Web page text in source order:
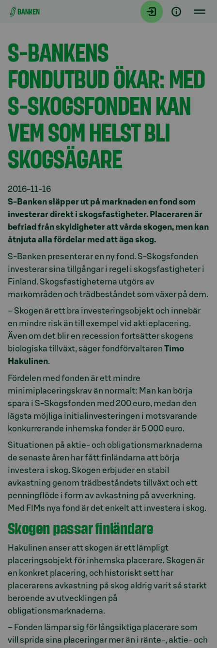
Gå direkt till innehållet
Aktuellt
S-BANKENS
FONDUTBUD ÖKAR: MED
S-SKOGSFONDEN KAN
VEM SOM HELST BLI
SKOGSÄGARE
2016-11-16
S-Banken släpper ut på marknaden en fond som
investerar direkt i skogsfastigheter. Placeraren är
befriad från skyldigheter att vårda skogen, men kan
åtnjuta alla fördelar med att äga skog.
S-Banken presenterar en ny fond. S-Skogsfonden
investerar sina tillgångar i regel i skogsfastigheter i
Finland. Skogsfastigheterna utgörs av
markområden och trädbeståndet som växer på dem.
– Skogen är ett bra investeringsobjekt och innebär
en mindre risk än till exempel vid aktieplacering.
Även om det blir en recession fortsätter skogens
biologiska tillväxt, säger fondförvaltaren Timo
Hakulinen.
Fördelen med fonden är ett mindre
minimiplaceringskrav än normalt: Man kan börja
spara i S-Skogsfonden med 200 euro, medan den
lägsta möjliga initialinvesteringen i motsvarande
konkurrerande inhemska fonder är 5 000 euro.
Situationen på aktie- och obligationsmarknaderna
de senaste åren har fått finländarna att börja
investera i skog. Skogen erbjuder en stabil
avkastning genom trädbeståndets tillväxt och ett
penningflöde i form av avkastning på avverkning.
Med FIMs nya fond är det enkelt att investera i skog.
Skogen passar finländare
Hakulinen anser att skogen är ett lämpligt
placeringsobjekt för inhemska placerare. Skogen är
en konkret placering, och historiskt sett har
placerarens avkastning på skog aldrig varit så starkt
beroende av utvecklingen på
obligationsmarknaderna.
– Fonden lämpar sig för långsiktiga placerare som
vill sprida sina placeringar mer än i ränte-, aktie- och